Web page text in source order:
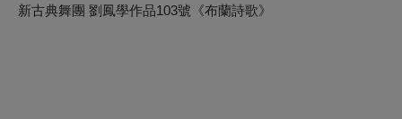
新古典舞團 劉鳳學作品103號《布蘭詩歌》